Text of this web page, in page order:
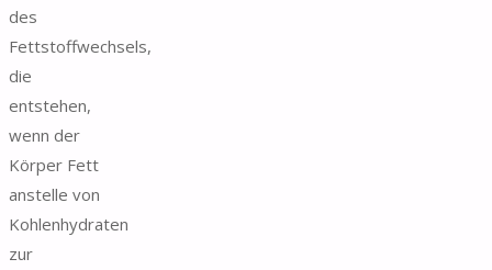
des
Fettstoffwechsels,
die
entstehen,
wenn der
Körper Fett
anstelle von
Kohlenhydraten
zur